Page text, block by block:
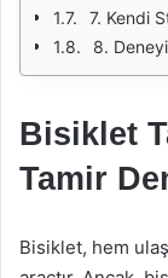
7. Kendi
8.
Bisiklet
Tamir
Bisiklet, hem